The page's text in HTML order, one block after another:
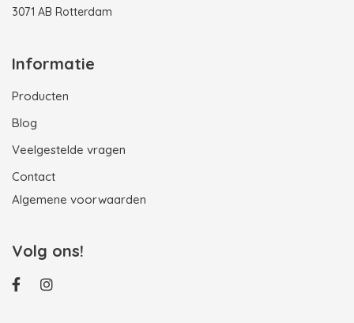
3071 AB Rotterdam
Informatie
Producten
Blog
Veelgestelde vragen
Contact
Algemene voorwaarden
Volg ons!